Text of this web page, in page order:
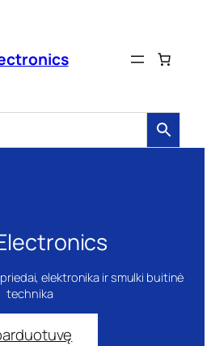
elektronika ir smulki buitinė
technika